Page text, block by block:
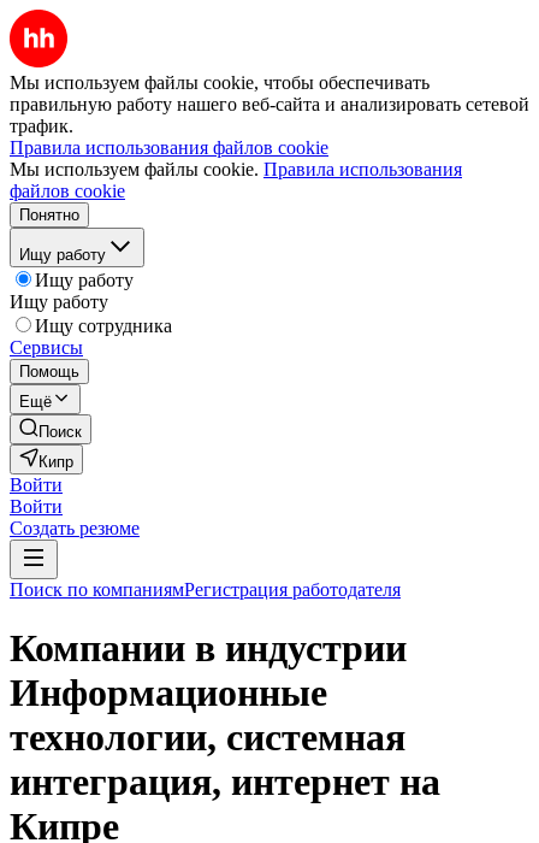
Мы используем файлы cookie, чтобы обеспечивать
правильную работу нашего веб-сайта и анализировать сетевой
трафик.
Правила использования файлов cookie
Мы используем файлы cookie. Правила использования
файлов cookie
Понятно
Ищу работу
Ищу работу
Ищу работу
Ищу сотрудника
Сервисы
Помощь
Ещё
Поиск
Кипр
Войти
Войти
Создать резюме
Поиск по компаниямРегистрация работодателя
Компании в индустрии
Информационные
технологии, системная
интеграция, интернет на
Кипре